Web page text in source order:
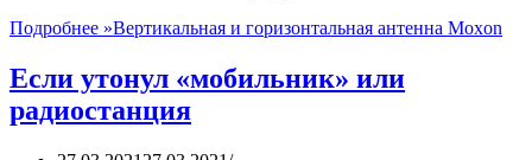
Подробнее »Вертикальная и горизонтальная антенна Moxon
Если утонул «мобильник» или
радиостанция